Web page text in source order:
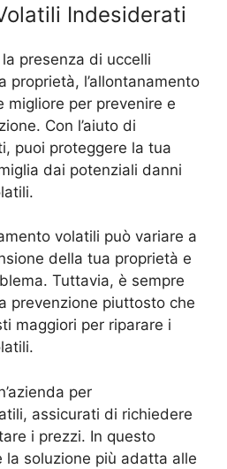
Indesiderati
presenza di uccelli
proprietà, l’allontanamento
migliore per prevenire e
Con l’aiuto di
puoi proteggere la tua
dai potenziali danni
volatili può variare a
della tua proprietà e
Tuttavia, è sempre
prevenzione piuttosto che
maggiori per riparare i
per
assicurati di richiedere
i prezzi. In questo
la soluzione più adatta alle